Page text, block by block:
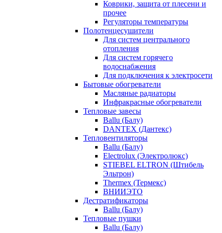
Коврики, защита от плесени и
прочее
Регуляторы температуры
Полотенцесушители
Для систем центрального
отопления
Для систем горячего
водоснабжения
Для подключения к электросети
Бытовые обогреватели
Масляные радиаторы
Инфракрасные обогреватели
Тепловые завесы
Ballu (Балу)
DANTEX (Дантекс)
Тепловентиляторы
Ballu (Балу)
Electrolux (Электролюкс)
STIEBEL ELTRON (Штибель
Эльтрон)
Thermex (Термекс)
ВНИИЭТО
Дестратификаторы
Ballu (Балу)
Тепловые пушки
Ballu (Балу)